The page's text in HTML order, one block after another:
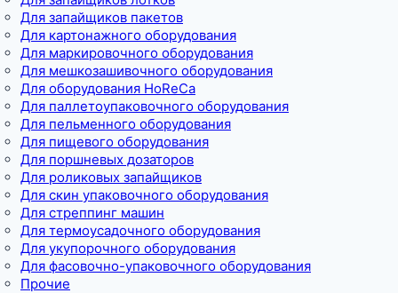
Для запайщиков пакетов
Для картонажного оборудования
Для маркировочного оборудования
Для мешкозашивочного оборудования
Для оборудования HoReCa
Для паллетоупаковочного оборудования
Для пельменного оборудования
Для пищевого оборудования
Для поршневых дозаторов
Для роликовых запайщиков
Для скин упаковочного оборудования
Для стреппинг машин
Для термоусадочного оборудования
Для укупорочного оборудования
Для фасовочно-упаковочного оборудования
Прочие